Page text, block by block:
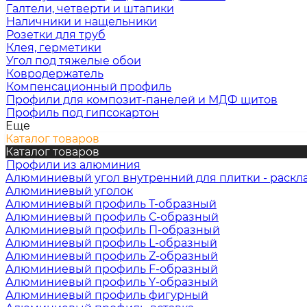
Галтели, четверти и штапики
Наличники и нащельники
Розетки для труб
Клея, герметики
Угол под тяжелые обои
Ковродержатель
Компенсационный профиль
Профили для композит-панелей и МДФ щитов
Профиль под гипсокартон
Еще
Каталог товаров
Каталог товаров
Профили из алюминия
Алюминиевый угол внутренний для плитки -
Алюминиевый уголок
Алюминиевый профиль Т-образный
Алюминиевый профиль С-образный
Алюминиевый профиль П-образный
Алюминиевый профиль L-образный
Алюминиевый профиль Z-образный
Алюминиевый профиль F-образный
Алюминиевый профиль Y-образный
Алюминиевый профиль фигурный